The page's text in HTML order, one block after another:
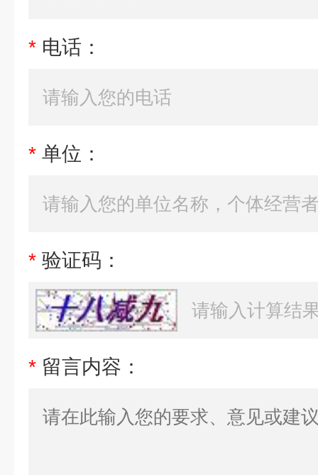
* 电话：
* 单位：
* 验证码：
* 留言内容：